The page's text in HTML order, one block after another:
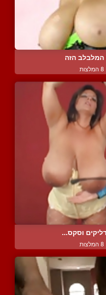
הזה
8 המלצות
וסקס...
8 המלצות